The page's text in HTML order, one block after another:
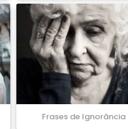
Frases de Ignorância